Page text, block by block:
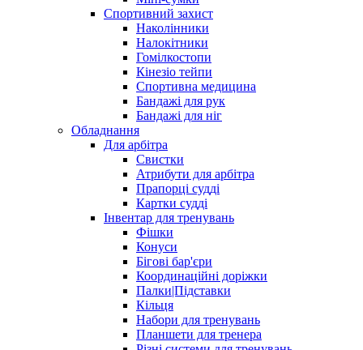
Спортивний захист
Наколінники
Налокітники
Гомілкостопи
Кінезіо тейпи
Спортивна медицина
Бандажі для рук
Бандажі для ніг
Обладнання
Для арбітра
Свистки
Атрибути для арбітра
Прапорці судді
Картки судді
Інвентар для тренувань
Фішки
Конуси
Бігові бар'єри
Координаційні доріжки
Палки|Підставки
Кільця
Набори для тренувань
Планшети для тренера